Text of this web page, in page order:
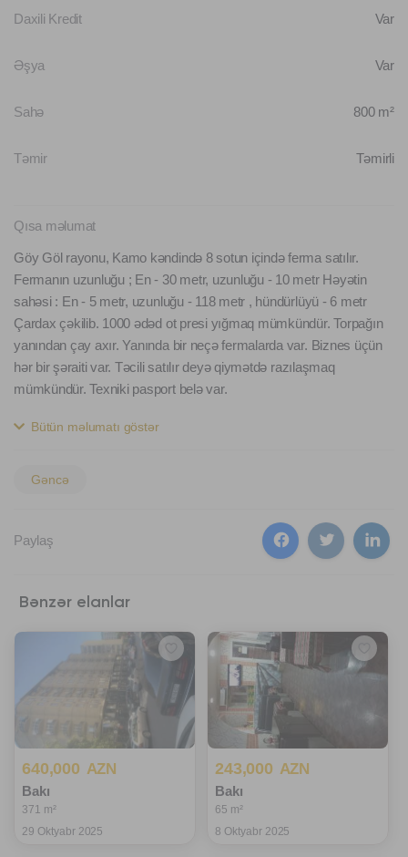
Daxili Kredit Var
Əşya Var
Sahə 800 m²
Təmir Təmirli
Qısa məlumat
Göy Göl rayonu, Kamo kəndində 8 sotun içində ferma satılır.
Fermanın uzunluğu ; En - 30 metr, uzunluğu - 10 metr Həyətin
sahəsi : En - 5 metr, uzunluğu - 118 metr , hündürlüyü - 6 metr
Çardax çəkilib. 1000 ədəd ot presi yığmaq mümkündür. Torpağın
yanından çay axır. Yanında bir neçə fermalarda var. Biznes üçün
hər bir şəraiti var. Təcili satılır deyə qiymətdə razılaşmaq
mümkündür. Texniki pasport belə var.
Bütün məlumatı göstər
Gəncə
Paylaş
Bənzər elanlar
640,000 AZN
Bakı
371 m²
29 Oktyabr 2025
243,000 AZN
Bakı
65 m²
8 Oktyabr 2025